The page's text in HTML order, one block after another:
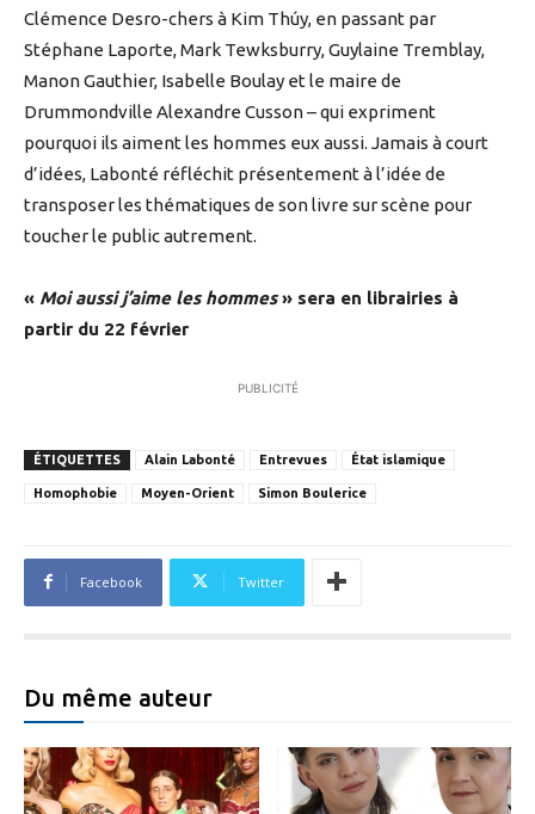
Clémence Desro-chers à Kim Thúy, en passant par
Stéphane Laporte, Mark Tewksburry, Guylaine Tremblay,
Manon Gauthier, Isabelle Boulay et le maire de
Drummondville Alexandre Cusson – qui expriment
pourquoi ils aiment les hommes eux aussi. Jamais à court
d’idées, Labonté réfléchit présentement à l’idée de
transposer les thématiques de son livre sur scène pour
toucher le public autrement.
« Moi aussi j’aime les hommes» sera en librairies à
partir du 22 février
PUBLICITÉ
ÉTIQUETTES Alain Labonté Entrevues État islamique
Homophobie Moyen-Orient Simon Boulerice
Facebook Twitter
Du même auteur